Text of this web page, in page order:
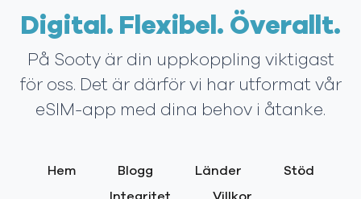
Digital. Flexibel. Överallt.
På Sooty är din uppkoppling viktigast
för oss. Det är därför vi har utformat vår
eSIM-app med dina behov i åtanke.
Hem Blogg Länder
Stöd